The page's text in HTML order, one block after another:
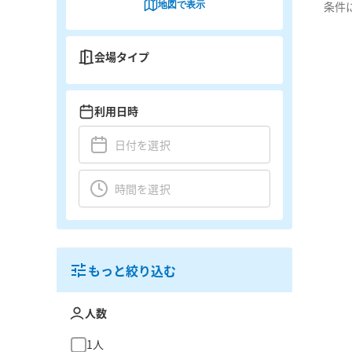
条件
地図で表示
会場タイプ
利用日時
もっと絞り込む
人数
1人